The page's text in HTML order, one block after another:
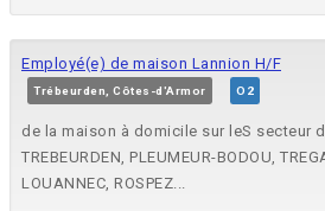
Employé(e) de maison Lannion H/F
Trébeurden, Côtes-d'Armor O2
de la maison à domicile sur leS secteur
TREBEURDEN, PLEUMEUR-BODOU,
LOUANNEC, ROSPEZ...